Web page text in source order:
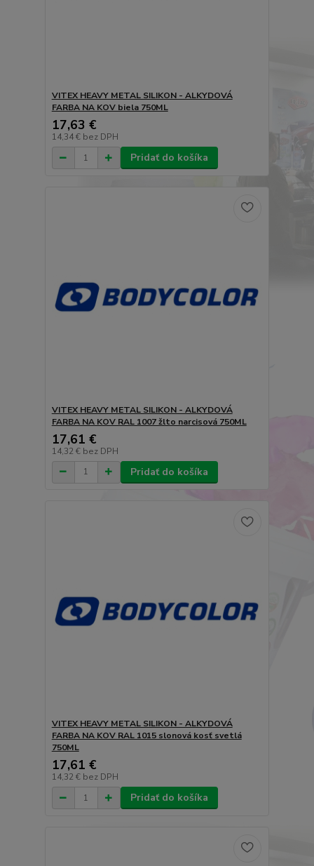
VITEX HEAVY METAL SILIKON - ALKYDOVÁ
FARBA NA KOV biela 750ML
17,63 €
14,34 € bez DPH
Pridať do košíka
VITEX HEAVY METAL SILIKON - ALKYDOVÁ
FARBA NA KOV RAL 1007 žlto narcisová 750ML
17,61 €
14,32 € bez DPH
Pridať do košíka
VITEX HEAVY METAL SILIKON - ALKYDOVÁ
FARBA NA KOV RAL 1015 slonová kosť svetlá
750ML
17,61 €
14,32 € bez DPH
Pridať do košíka